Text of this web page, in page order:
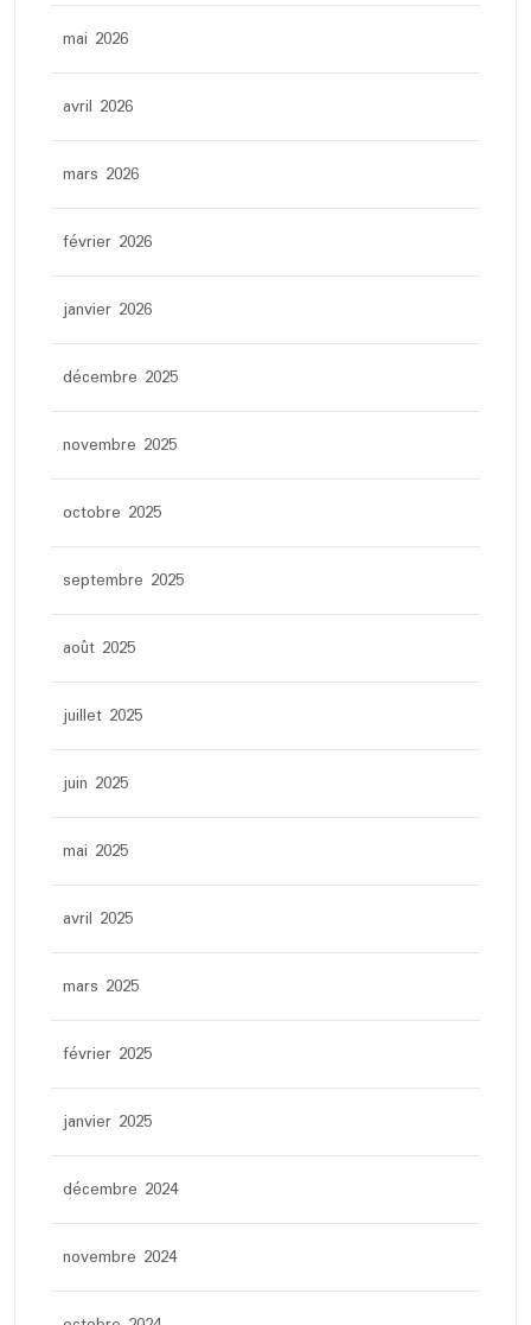
mai 2026
avril 2026
mars 2026
février 2026
janvier 2026
décembre 2025
novembre 2025
octobre 2025
septembre 2025
août 2025
juillet 2025
juin 2025
mai 2025
avril 2025
mars 2025
février 2025
janvier 2025
décembre 2024
novembre 2024